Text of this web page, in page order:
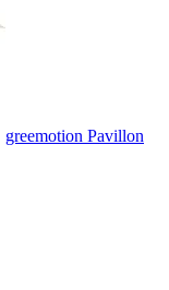
greemotion Pavillon